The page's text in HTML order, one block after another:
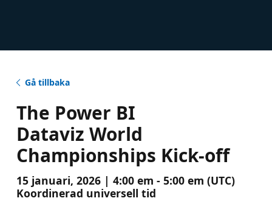
Gå tillbaka
The Power BI
Dataviz World
Championships Kick-off
15 januari, 2026 | 4:00 em - 5:00 em (UTC)
Koordinerad universell tid